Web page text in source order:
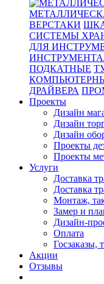
ВЕРСТАКИ
СИСТЕМЫ
ДЛЯ
ПОДКАТНЫЕ
ДРАЙВЕРА
Проекты
Дизайн
Дизайн
Дизайн
Проекты
Проекты
Услуги
Доставка
Доставка
Монтаж,
Замер и
Дизайн-
Оплата
Госзаказы,
Акции
Отзывы